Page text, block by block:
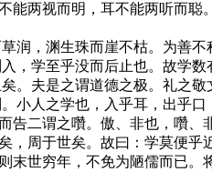
两视而明，耳不能两听而聪
，渊生珠而崖不枯。为善不
学至乎没而后止也。故学数
。夫是之谓道德之极。礼之
小人之学也，入乎耳，出乎
二谓之囋。傲、非也，囋、
周于世矣。故曰：学莫便乎
穷年，不免为陋儒而已。